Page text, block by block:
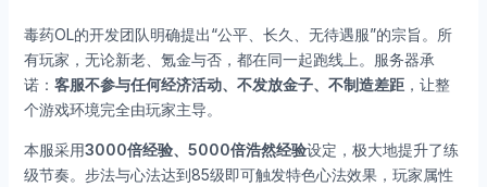
毒药OL的开发团队明确提出“公平、长久、无待遇服”的宗旨。所
有玩家，无论新老、氪金与否，都在同一起跑线上。服务器承
诺： 客服不参与任何经济活动、不发放金子、不制造差距，让整
个游戏环境完全由玩家主导。
本服采用3000倍经验、5000倍浩然经验设定，极大地提升了练
级节奏。步法与心法达到85级即可触发特色心法效果，玩家属性